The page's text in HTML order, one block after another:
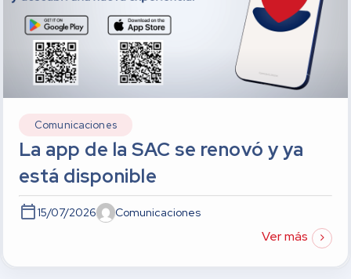
Comunicaciones
La app de la SAC se renovó y ya
está disponible
15/07/2026 Comunicaciones
Ver más